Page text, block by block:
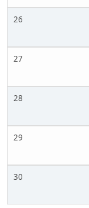
26
27
28
29
30